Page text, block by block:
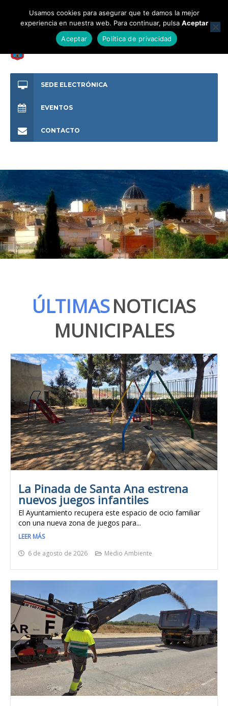
SEDE ELECTRÓNICA
EVENTOS
CONTACTO
ÚLTIMASNOTICIAS
MUNICIPALES
La Pinada de Santa Ana estrena
nuevos juegos infantiles
El Ayuntamiento recupera este espacio de ocio familiar
con una nueva zona de juegos para...
LEER MÁS
6 de agosto de 2026
Medio Ambiente
Usamos cookies para asegurar que te damos la mejor
experiencia en nuestra web. Para continuar, pulsa Aceptar
Aceptar
Política de privacidad